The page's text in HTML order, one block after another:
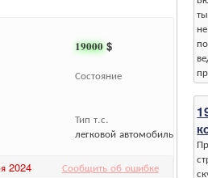
19000 $
Состояние
Тип т.с.
легковой автомобиль
2024 Сообщить об ошибке